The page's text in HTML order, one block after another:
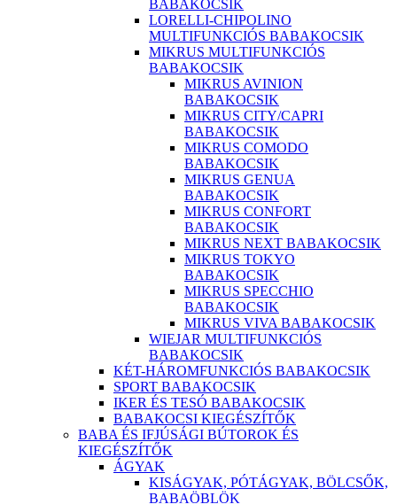
BABAKOCSIK
LORELLI-CHIPOLINO
MULTIFUNKCIÓS BABAKOCSIK
MIKRUS MULTIFUNKCIÓS
BABAKOCSIK
MIKRUS AVINION
BABAKOCSIK
MIKRUS CITY/CAPRI
BABAKOCSIK
MIKRUS COMODO
BABAKOCSIK
MIKRUS GENUA
BABAKOCSIK
MIKRUS CONFORT
BABAKOCSIK
MIKRUS NEXT BABAKOCSIK
MIKRUS TOKYO
BABAKOCSIK
MIKRUS SPECCHIO
BABAKOCSIK
MIKRUS VIVA BABAKOCSIK
WIEJAR MULTIFUNKCIÓS
BABAKOCSIK
KÉT-HÁROMFUNKCIÓS BABAKOCSIK
SPORT BABAKOCSIK
IKER ÉS TESÓ BABAKOCSIK
BABAKOCSI KIEGÉSZÍTŐK
BABA ÉS IFJÚSÁGI BÚTOROK ÉS
KIEGÉSZÍTŐK
ÁGYAK
KISÁGYAK, PÓTÁGYAK, BÖLCSŐK,
BABAÖBLÖK